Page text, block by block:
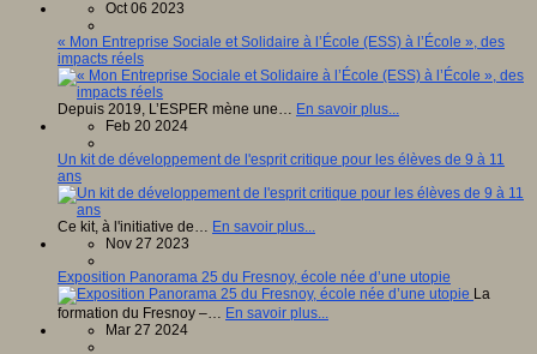
Oct 06 2023
« Mon Entreprise Sociale et Solidaire à l’École (ESS) à l’École », des
impacts réels
Depuis 2019, L’ESPER mène une… En savoir plus...
Feb 20 2024
Un kit de développement de l'esprit critique pour les élèves de 9 à 11
ans
Ce kit, à l'initiative de… En savoir plus...
Nov 27 2023
Exposition Panorama 25 du Fresnoy, école née d’une utopie
La
formation du Fresnoy –… En savoir plus...
Mar 27 2024